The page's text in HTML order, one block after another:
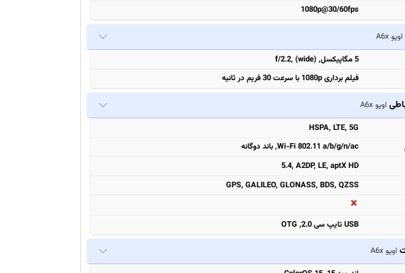
1080p@30/60fps
اوپو A6x
5 مگاپیکسل, f/2.2, (wide)
فیلم برداری 1080p با سرعت 30 فریم در ثانیه
اوپو A6x
HSPA, LTE, 5G
Wi-Fi 802.11 a/b/g/n/ac, باند دوگانه
5.4, A2DP, LE, aptX HD
GPS, GALILEO, GLONASS, BDS, QZSS
USB تایپ سی 2.0, OTG
اوپو A6x